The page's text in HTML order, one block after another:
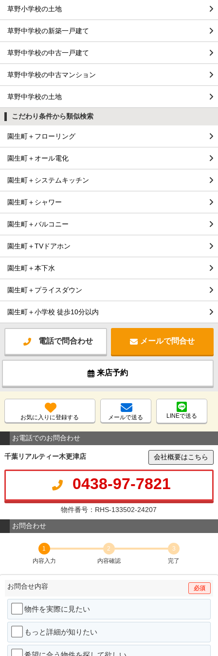
草野小学校の土地
草野中学校の新築一戸建て
草野中学校の中古一戸建て
草野中学校の中古マンション
草野中学校の土地
こだわり条件から類似検索
園生町＋フローリング
園生町＋オール電化
園生町＋システムキッチン
園生町＋シャワー
園生町＋バルコニー
園生町＋TVドアホン
園生町＋本下水
園生町＋プライスダウン
園生町＋小学校 徒歩10分以内
電話で問合わせ メールで問合せ
来店予約
お気に入りに登録する メールで送る LINEで送る
お電話でのお問合わせ
千葉リアルティー木更津店 会社概要はこちら
0438-97-7821
物件番号：RHS-133502-24207
お問合わせ
1
内容入力
2
内容確認
3
完了
お問合せ内容 必須
物件を実際に見たい
もっと詳細が知りたい